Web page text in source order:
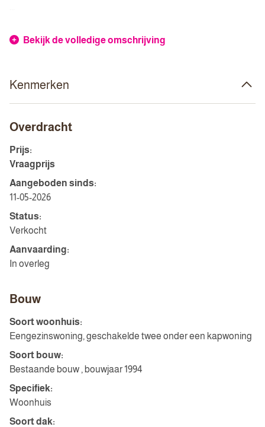
Bekijk de volledige omschrijving
Kenmerken
Overdracht
Prijs:
Vraagprijs
Aangeboden sinds:
11-05-2026
Status:
Verkocht
Aanvaarding:
In overleg
Bouw
Soort woonhuis:
Eengezinswoning, geschakelde twee onder een kapwoning
Soort bouw:
Bestaande bouw , bouwjaar 1994
Specifiek:
Woonhuis
Soort dak: